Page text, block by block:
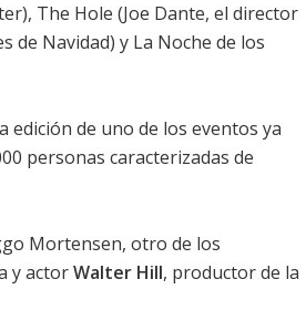
The Hole (Joe Dante, el director
de Navidad) y La Noche de los
edición de uno de los eventos ya
personas caracterizadas de
Mortensen, otro de los
y actorWalter Hill, productor de la